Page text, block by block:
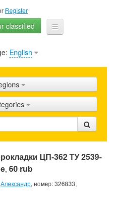
Register
classified
English
ЦП-362 ТУ 2539-
, 60 rub
Александр, номер: 326833,